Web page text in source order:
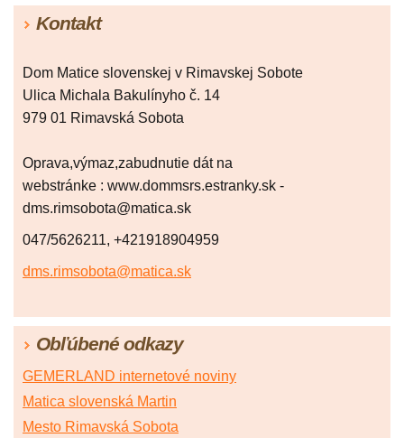
Kontakt
Dom Matice slovenskej v Rimavskej Sobote
Ulica Michala Bakulínyho č. 14
979 01 Rimavská Sobota
Oprava,výmaz,zabudnutie dát na
webstránke : www.dommsrs.estranky.sk -
dms.rimsobota@matica.sk
047/5626211, +421918904959
dms.rimsobota@matica.sk
Obľúbené odkazy
GEMERLAND internetové noviny
Matica slovenská Martin
Mesto Rimavská Sobota